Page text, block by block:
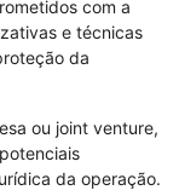
com a
e técnicas
da
ou joint venture,
da operação.